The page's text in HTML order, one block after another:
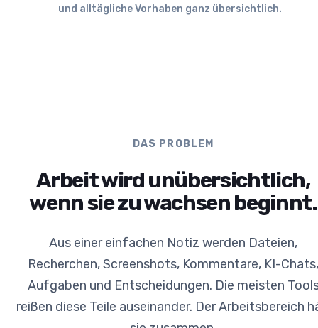
und alltägliche Vorhaben ganz übersichtlich.
DAS PROBLEM
Arbeit wird unübersichtlich,
wenn sie zu wachsen beginnt.
Aus einer einfachen Notiz werden Dateien,
Recherchen, Screenshots, Kommentare, KI-Chats,
Aufgaben und Entscheidungen. Die meisten
reißen diese Teile auseinander. Der Arbeitsbereich